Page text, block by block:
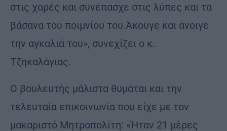
στις χαρές και συνέπασχε στις λύπες και τα
βάσανα του ποιμνίου του.Άκουγε και άνοιγε
την αγκαλιά του», συνεχίζει ο κ.
Τζηκαλάγιας.
Ο βουλευτής μάλιστα θυμάται και την
τελευταία επικοινωνία που είχε με τον
μακαριστό Μητροπολίτη: «Ήταν 21 μέρες